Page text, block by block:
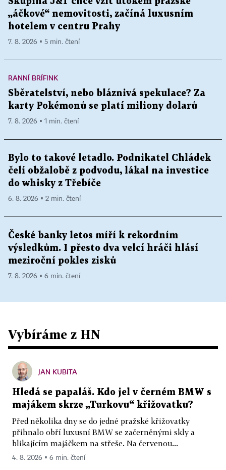
„áčkové“ nemovitosti, začíná luxusním
hotelem v centru Prahy
7. 8. 2026 ▪ 5 min. čtení
RANNÍ BRÍFINK
Sběratelství, nebo bláznivá spekulace? Za
karty Pokémonů se platí miliony dolarů
7. 8. 2026 ▪ 1 min. čtení
Bylo to takové letadlo. Podnikatel Chládek
čelí obžalobě z podvodu, lákal na investice
do whisky z Třebíče
6. 8. 2026 ▪ 2 min. čtení
České banky letos míří k rekordním
výsledkům. I přesto dva velcí hráči hlásí
meziroční pokles zisků
7. 8. 2026 ▪ 6 min. čtení
Vybíráme z HN
JAN KUBITA
Hledá se papaláš. Kdo jel v černém BMW s
majákem skrze „Turkovu“ křižovatku?
Před několika dny se do jedné pražské křižovatky
přihnalo obří luxusní BMW se začerněnými skly a
blikajícím majáčkem na střeše. Na červenou...
4. 8. 2026 ▪ 6 min. čtení